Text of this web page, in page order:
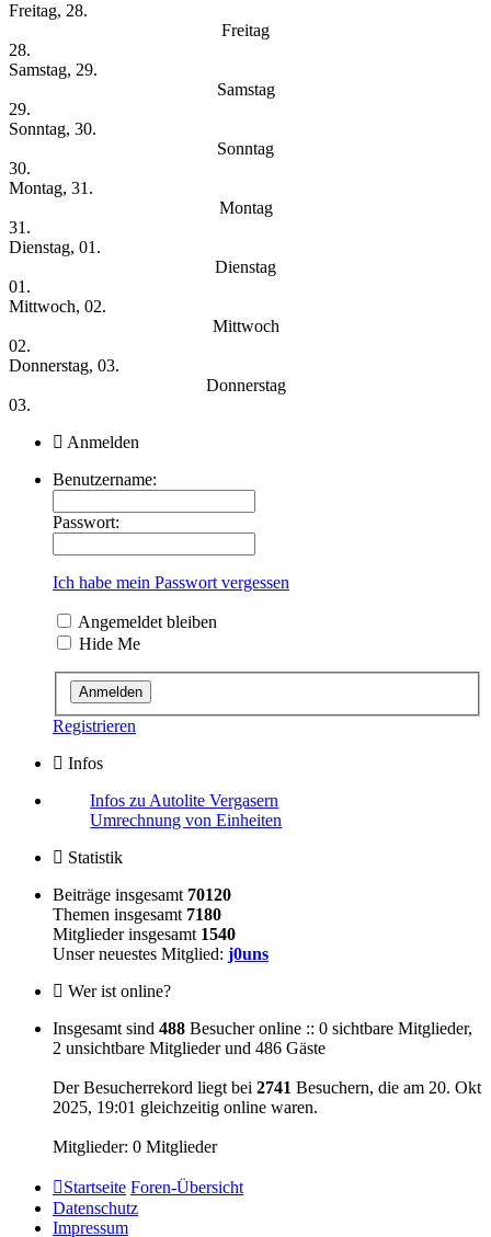
Freitag, 28.
Freitag
28.
Samstag, 29.
Samstag
29.
Sonntag, 30.
Sonntag
30.
Montag, 31.
Montag
31.
Dienstag, 01.
Dienstag
01.
Mittwoch, 02.
Mittwoch
02.
Donnerstag, 03.
Donnerstag
03.
Anmelden
Benutzername:
Passwort:
Ich habe mein Passwort vergessen
Angemeldet bleiben
Hide Me
Registrieren
Infos
Infos zu Autolite Vergasern
Umrechnung von Einheiten
Statistik
Beiträge insgesamt 70120
Themen insgesamt 7180
Mitglieder insgesamt 1540
Unser neuestes Mitglied: j0uns
Wer ist online?
Insgesamt sind 488 Besucher online :: 0 sichtbare Mitglieder,
2 unsichtbare Mitglieder und 486 Gäste
Der Besucherrekord liegt bei 2741 Besuchern, die am 20. Okt
2025, 19:01 gleichzeitig online waren.
Mitglieder: 0 Mitglieder
Startseite Foren-Übersicht
Datenschutz
Impressum